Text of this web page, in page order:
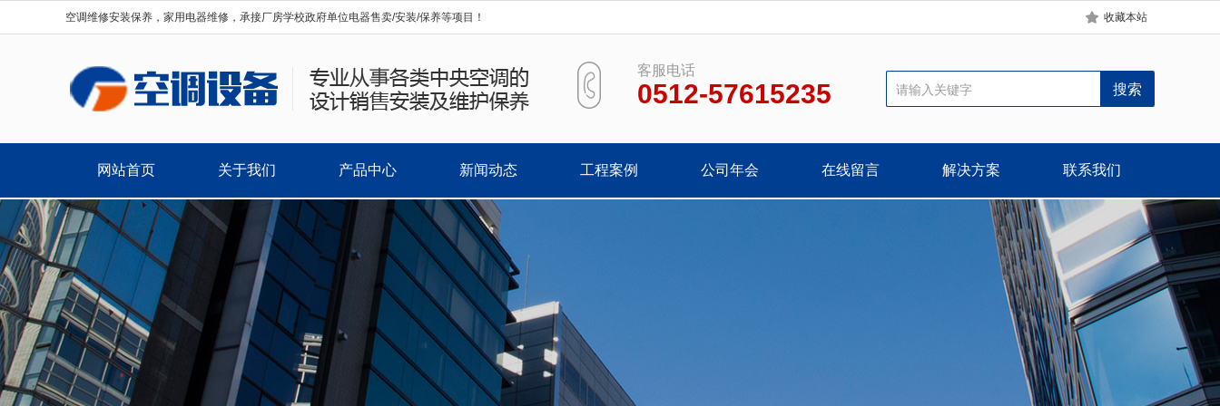
空调维修安装保养，家用电器维修，承接厂房学校政府单位电器售卖/安装/保养等项目！ 收藏本站
客服电话
0512-57615235
网站首页 关于我们 产品中心 新闻动态 工程案例 公司年会 在线留言 解决方案 联系我们